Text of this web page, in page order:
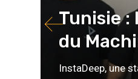
Tunisie :
du
InstaDeep, une